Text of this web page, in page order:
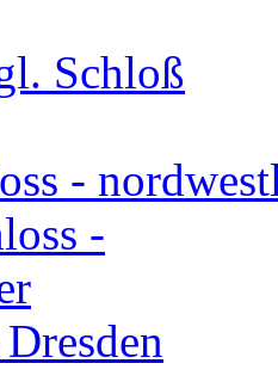
Schloß
-